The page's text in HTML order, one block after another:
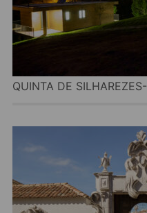
QUINTA DE